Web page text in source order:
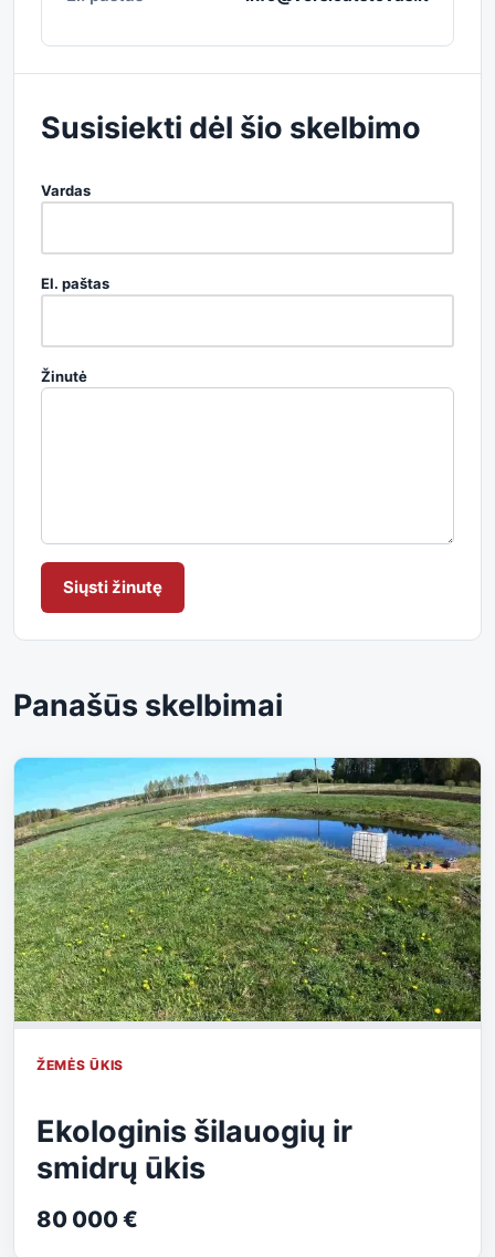
Susisiekti dėl šio skelbimo
Vardas
El. paštas
Žinutė
Siųsti žinutę
Panašūs skelbimai
ŽEMĖS ŪKIS
Ekologinis šilauogių ir
smidrų ūkis
80 000 €